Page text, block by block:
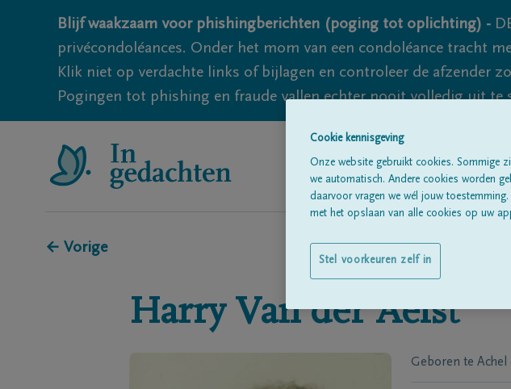
Blijf waakzaam voor phishingberichten (poging tot oplichting) -
privécondoléances. Onder het mom van een condoléance tracht
Klik niet op verdachte links of bijlagen en controleer de afzender
Pogingen tot phishing en fraude vallen echter nooit volledig uit te
← Vorige
Harry Van der Aelst
Geboren te Achel
Cookie kennisgeving
Onze website gebruikt cookies. Sommige
we automatisch. Andere cookies worden
daarvoor vragen we wél jouw
met het opslaan van alle cookies op uw
Stel voorkeuren zelf in